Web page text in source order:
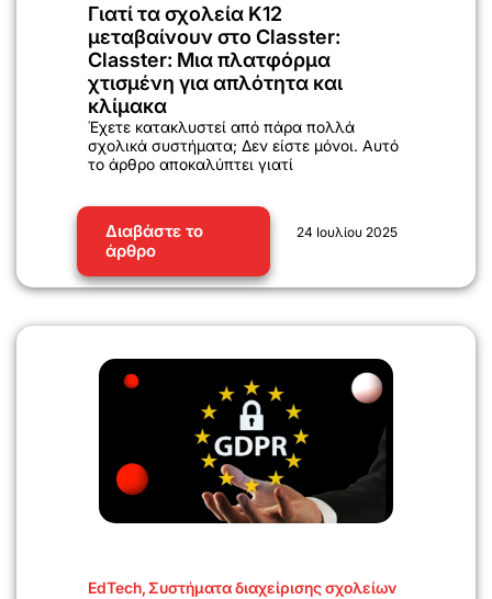
Γιατί τα σχολεία K12
μεταβαίνουν στο Classter:
Classter: Μια πλατφόρμα
χτισμένη για απλότητα και
κλίμακα
Έχετε κατακλυστεί από πάρα πολλά
σχολικά συστήματα; Δεν είστε μόνοι. Αυτό
το άρθρο αποκαλύπτει γιατί
Διαβάστε το
άρθρο
24 Ιουλίου 2025
EdTech,Συστήματα διαχείρισης σχολείων